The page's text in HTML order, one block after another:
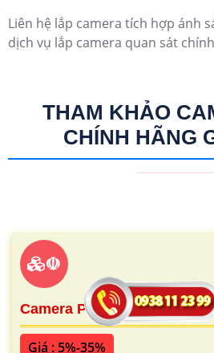
Liên hệ lắp camera tích hợp ánh
dịch vụ lắp camera quan sát
THAM KHẢO
CHÍNH HÃNG
☫
Camera PT Ốp Trần 4MP
Giá : 5%-35%